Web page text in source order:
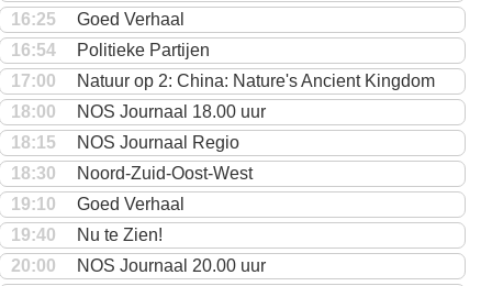
16:25
Goed Verhaal
16:54
Politieke Partijen
17:00
Natuur op 2: China: Nature's Ancient Kingdom
18:00
NOS Journaal 18.00 uur
18:15
NOS Journaal Regio
18:30
Noord-Zuid-Oost-West
19:10
Goed Verhaal
19:40
Nu te Zien!
20:00
NOS Journaal 20.00 uur